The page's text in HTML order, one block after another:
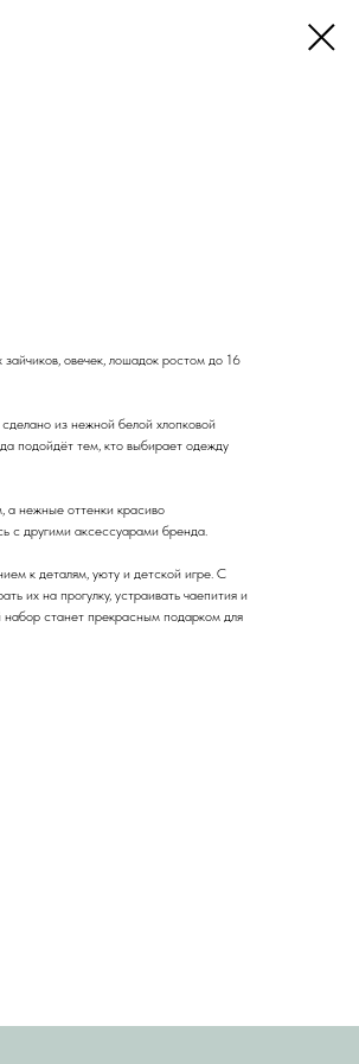
овечек, лошадок ростом до 16
из нежной белой хлопковой
подойдёт тем, кто выбирает одежду
а нежные оттенки красиво
с другими аксессуарами бренда.
к деталям, уюту и детской игре. С
их на прогулку, устраивать чаепития и
станет прекрасным подарком для